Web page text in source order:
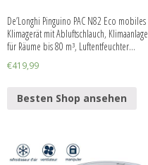
De’Longhi Pinguino PAC N82 Eco mobiles
Klimagerät mit Abluftschlauch, Klimaanlage
für Räume bis 80 m³, Luftentfeuchter…
€419,99
Besten Shop ansehen